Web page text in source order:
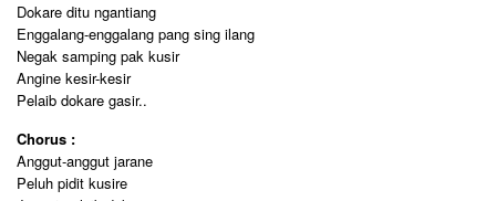
Dokare ditu ngantiang
Enggalang-enggalang pang sing ilang
Negak samping pak kusir
Angine kesir-kesir
Pelaib dokare gasir..
Chorus :
Anggut-anggut jarane
Peluh pidit kusire